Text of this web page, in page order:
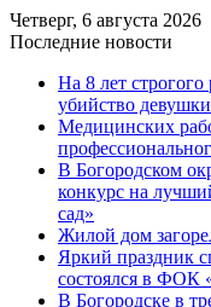
Четверг, 6 августа 2026
Последние новости
На 8 лет
убийство девушки
Медицинских
В Богородском
конкурс на
сад»
Жилой дом
Яркий праздник
состоялся в ФОК
В Богородске в